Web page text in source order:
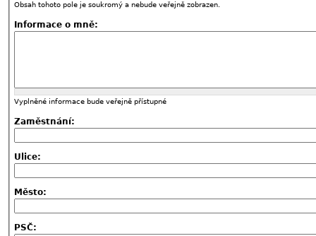
Obsah tohoto pole je soukromý a nebude veřejně zobrazen.
Informace o mně:
Vyplněné informace bude veřejně přístupné
Zaměstnání:
Ulice:
Město:
PSČ: